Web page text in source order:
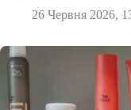
26 Червня 2026,